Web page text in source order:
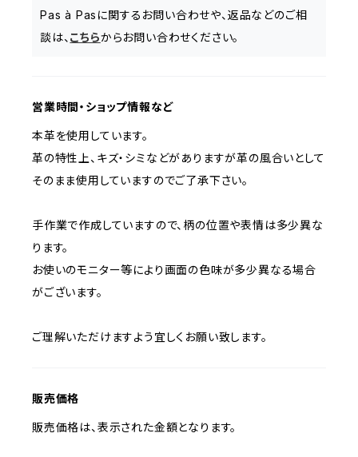
Pas à Pasに関するお問い合わせや、返品などのご相
談は、 こちらからお問い合わせください。
営業時間・ショップ情報など
本革を使用しています。
革の特性上、キズ・シミなどがありますが革の風合いとして
そのまま使用していますのでご了承下さい。
手作業で作成していますので、柄の位置や表情は多少異な
ります。
お使いのモニター等により画面の色味が多少異なる場合
がございます。
ご理解いただけますよう宜しくお願い致します。
販売価格
販売価格は、表示された金額となります。